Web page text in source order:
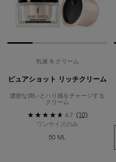
乳液 & クリーム
ピュアショット リッチクリーム
濃密な潤いとハリ感をチャージする
クリーム
4.7
(10)
ワンサイズのみ
50 ML